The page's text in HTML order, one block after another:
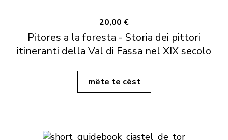
20,00 €
Pitores a la foresta - Storia dei pittori
itineranti della Val di Fassa nel XIX secolo
mëte te cëst